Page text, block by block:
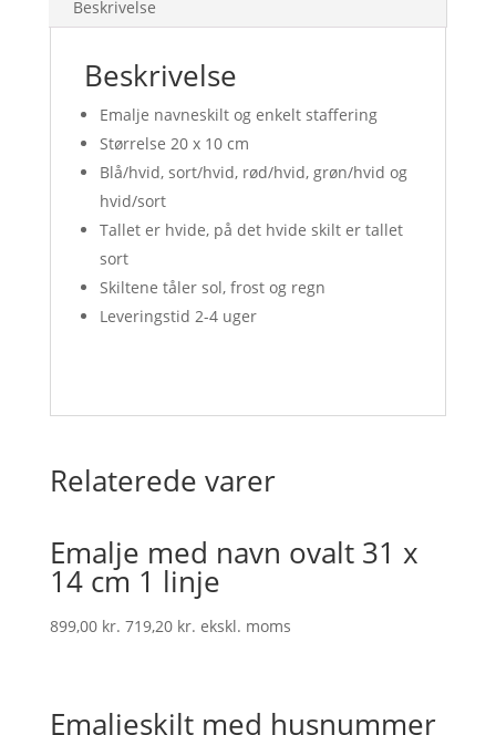
antal
Beskrivelse
Beskrivelse
Emalje navneskilt og enkelt staffering
Størrelse 20 x 10 cm
Blå/hvid, sort/hvid, rød/hvid, grøn/hvid og
hvid/sort
Tallet er hvide, på det hvide skilt er tallet
sort
Skiltene tåler sol, frost og regn
Leveringstid 2-4 uger
Relaterede varer
Emalje med navn ovalt 31 x
14 cm 1 linje
899,00 kr. 719,20 kr. ekskl. moms
Emaljeskilt med husnummer